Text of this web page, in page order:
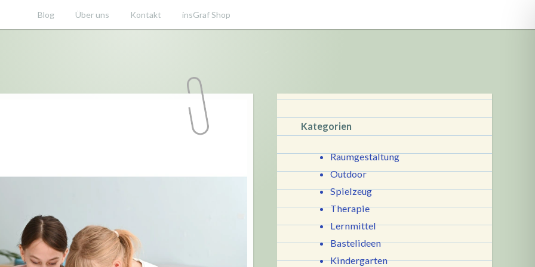
Blog Über uns Kontakt insGraf Shop
Kategorien
Raumgestaltung
Outdoor
Spielzeug
Therapie
Lernmittel
Bastelideen
Kindergarten